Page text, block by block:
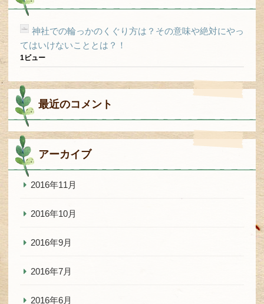
神社での輪っかのくぐり方は？その意味や絶対にやっ
てはいけないこととは？！
1ビュー
最近のコメント
アーカイブ
2016年11月
2016年10月
2016年9月
2016年7月
2016年6月